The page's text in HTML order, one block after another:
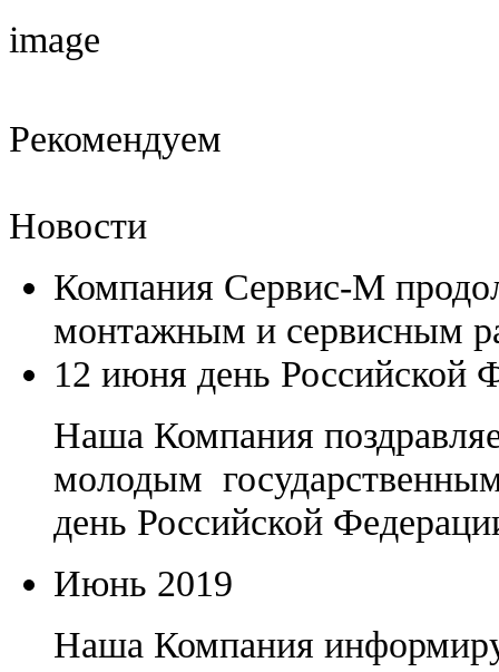
image
Рекомендуем
Новости
Компания Сервис-М
монтажным и сервисным
12 июня день Российской
Наша Компания
молодым
день Российской
Июнь 2019
Наша Компания